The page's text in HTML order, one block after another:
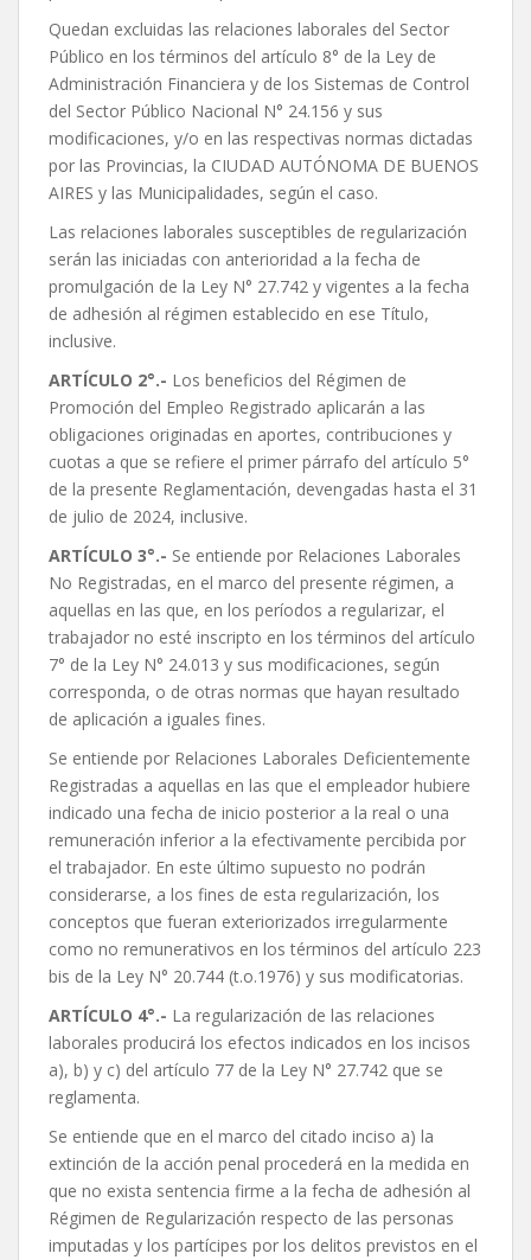
Quedan excluidas las relaciones laborales del Sector
Público en los términos del artículo 8° de la Ley de
Administración Financiera y de los Sistemas de Control
del Sector Público Nacional N° 24.156 y sus
modificaciones, y/o en las respectivas normas dictadas
por las Provincias, la CIUDAD AUTÓNOMA DE BUENOS
AIRES y las Municipalidades, según el caso.
Las relaciones laborales susceptibles de regularización
serán las iniciadas con anterioridad a la fecha de
promulgación de la Ley N° 27.742 y vigentes a la fecha
de adhesión al régimen establecido en ese Título,
inclusive.
ARTÍCULO 2°.- Los beneficios del Régimen de
Promoción del Empleo Registrado aplicarán a las
obligaciones originadas en aportes, contribuciones y
cuotas a que se refiere el primer párrafo del artículo 5°
de la presente Reglamentación, devengadas hasta el 31
de julio de 2024, inclusive.
ARTÍCULO 3°.- Se entiende por Relaciones Laborales
No Registradas, en el marco del presente régimen, a
aquellas en las que, en los períodos a regularizar, el
trabajador no esté inscripto en los términos del artículo
7° de la Ley N° 24.013 y sus modificaciones, según
corresponda, o de otras normas que hayan resultado
de aplicación a iguales fines.
Se entiende por Relaciones Laborales Deficientemente
Registradas a aquellas en las que el empleador hubiere
indicado una fecha de inicio posterior a la real o una
remuneración inferior a la efectivamente percibida por
el trabajador. En este último supuesto no podrán
considerarse, a los fines de esta regularización, los
conceptos que fueran exteriorizados irregularmente
como no remunerativos en los términos del artículo 223
bis de la Ley N° 20.744 (t.o.1976) y sus modificatorias.
ARTÍCULO 4°.- La regularización de las relaciones
laborales producirá los efectos indicados en los incisos
a), b) y c) del artículo 77 de la Ley N° 27.742 que se
reglamenta.
Se entiende que en el marco del citado inciso a) la
extinción de la acción penal procederá en la medida en
que no exista sentencia firme a la fecha de adhesión al
Régimen de Regularización respecto de las personas
imputadas y los partícipes por los delitos previstos en el